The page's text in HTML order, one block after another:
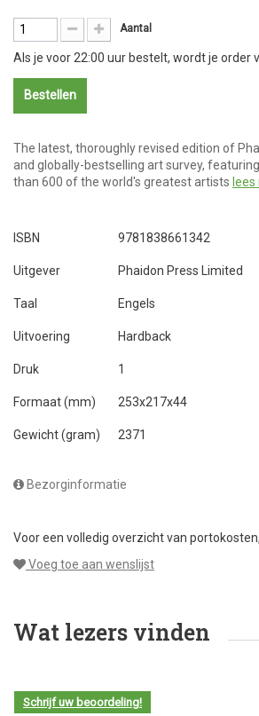
Aantal
Als je voor 22:00 uur bestelt, wordt je order
Bestellen
The latest, thoroughly revised edition of
and globally-bestselling art survey,
than 600 of the world's greatest artists
ISBN 9781838661342
Uitgever Phaidon Press Limited
Taal Engels
Uitvoering Hardback
Druk 1
Formaat (mm) 253x217x44
Gewicht (gram) 2371
Bezorginformatie
Voor een volledig overzicht van portokosten,
Voeg toe aan wenslijst
Wat lezers vinden
Schrijf uw beoordeling!